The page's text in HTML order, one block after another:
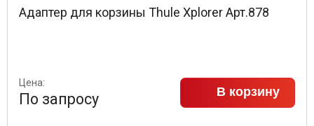
Адаптер для корзины Thule Xplorer Арт.878
Цена:
По запросу В корзину